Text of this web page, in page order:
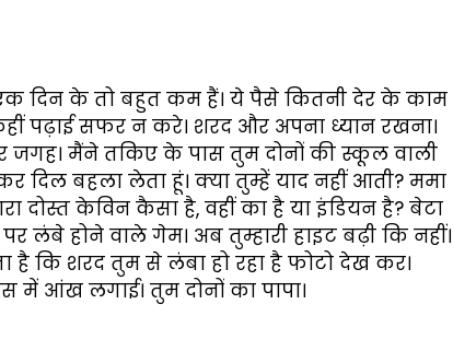
एक दिन के तो बहुत कम हैं। ये पैसे कितनी देर के काम
पढ़ाई सफर न करे। शरद और अपना ध्यान रखना।
जगह। मैंने तकिए के पास तुम दोनों की स्कूल वाली
दिल बहला लेता हूं। क्या तुम्हें याद नहीं आती? ममा
दोस्त केविन कैसा है, वहीं का है या इंडियन है? बेटा
लंबे होने वाले गेम। अब तुम्हारी हाइट बढ़ी कि नहीं।
कि शरद तुम से लंबा हो रहा है फोटो देख कर।
आंख लगाई। तुम दोनों का पापा।